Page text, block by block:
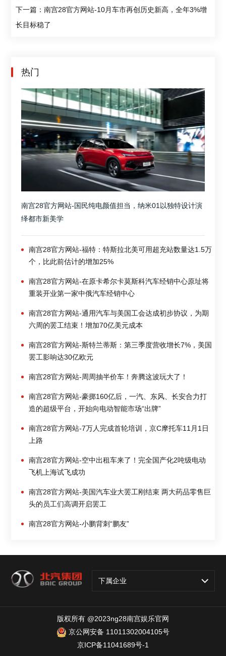
下一篇：南宫28官方网站-10月车市再创历史新高，全年3%增
长目标稳了
热门
南宫28官方网站-国民纯电颜值担当，纳米01以独特设计演
绎都市新美学
南宫28官方网站-福特：特斯拉北美可用超充站数量达1.5万
个，比此前估计的增加25%
南宫28官方网站-在原卡希尔卡莫斯科汽车经销中心原址将
重装开业第一家中俄汽车经销中心
南宫28官方网站-通用汽车与美国工会达成初步协议，为期
六周的罢工结束！增加70亿美元成本
南宫28官方网站-斯特兰蒂斯：第三季度营收增长7%，美国
罢工影响达30亿欧元
南宫28官方网站-周周抽半价车！奔腾这波玩大了！
南宫28官方网站-豪掷160亿后，一汽、东风、长安合力打
造的超级平台，开始向电动智能市场“出牌”
南宫28官方网站-7万人完成首轮培训，京C摩托车11月1日
上路
南宫28官方网站-空中出租车来了！完全国产化2吨级电动
飞机上海试飞成功
南宫28官方网站-美国汽车业大罢工刚结束 两大药品零售巨
头的员工们高调开启罢工
南宫28官方网站-小鹏背刺“鹏友”
下属企业
版权所有 @2023ng28南宫娱乐官网
京公网安备 11011302004105号
京ICP备11041689号-1